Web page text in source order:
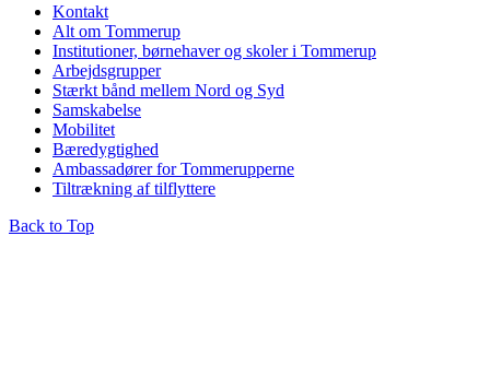
Kontakt
Alt om Tommerup
Institutioner, børnehaver og skoler i Tommerup
Arbejdsgrupper
Stærkt bånd mellem Nord og Syd
Samskabelse
Mobilitet
Bæredygtighed
Ambassadører for Tommerupperne
Tiltrækning af tilflyttere
Back to Top